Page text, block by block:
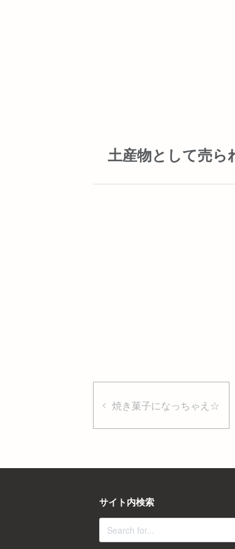
土産物として売ら
焼き菓子になっちゃえ☆
サイト内検索